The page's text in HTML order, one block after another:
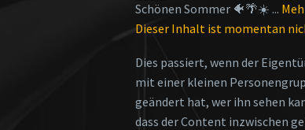
Schönen Sommer 🐠🌴☀️ ...
Dieser Inhalt ist momentan
Dies passiert, wenn der
mit einer kleinen
geändert hat, wer ihn sehen
dass der Content inzwischen